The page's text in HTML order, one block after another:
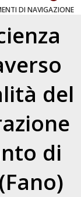
DI NAVIGAZIONE
del
di